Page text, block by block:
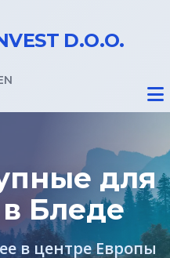
D.O.O.
для
Бледе
в центре Европы